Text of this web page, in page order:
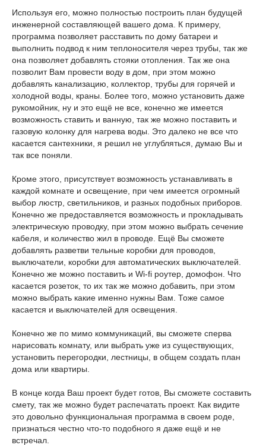
Используя его, можно полностью построить план будущей
инженерной составляющей вашего дома. К примеру,
программа позволяет расставить по дому батареи и
выполнить подвод к ним теплоносителя через трубы, так же
она позволяет добавлять стояки отопления. Так же она
позволит Вам провести воду в дом, при этом можно
добавлять канализацию, коллектор, трубы для горячей и
холодной воды, краны. Более того, можно установить даже
рукомойник, ну и это ещё не все, конечно же имеется
возможность ставить и ванную, так же можно поставить и
газовую колонку для нагрева воды. Это далеко не все что
касается сантехники, я решил не углубляться, думаю Вы и
так все поняли.
Кроме этого, присутствует возможность устанавливать в
каждой комнате и освещение, при чем имеется огромный
выбор люстр, светильников, и разных подобных приборов.
Конечно же предоставляется возможность и прокладывать
электрическую проводку, при этом можно выбрать сечение
кабеля, и количество жил в проводе. Ещё Вы сможете
добавлять разветви тельные коробки для проводов,
выключатели, коробки для автоматических выключателей.
Конечно же можно поставить и Wi-fi роутер, домофон. Что
касается розеток, то их так же можно добавить, при этом
можно выбрать какие именно нужны Вам. Тоже самое
касается и выключателей для освещения.
Конечно же по мимо коммуникаций, вы сможете сперва
нарисовать комнату, или выбрать уже из существующих,
установить перегородки, лестницы, в общем создать план
дома или квартиры.
В конце когда Ваш проект будет готов, Вы сможете составить
смету, так же можно будет распечатать проект. Как видите
это довольно функциональная программа в своем роде,
признаться честно что-то подобного я даже ещё и не
встречал.